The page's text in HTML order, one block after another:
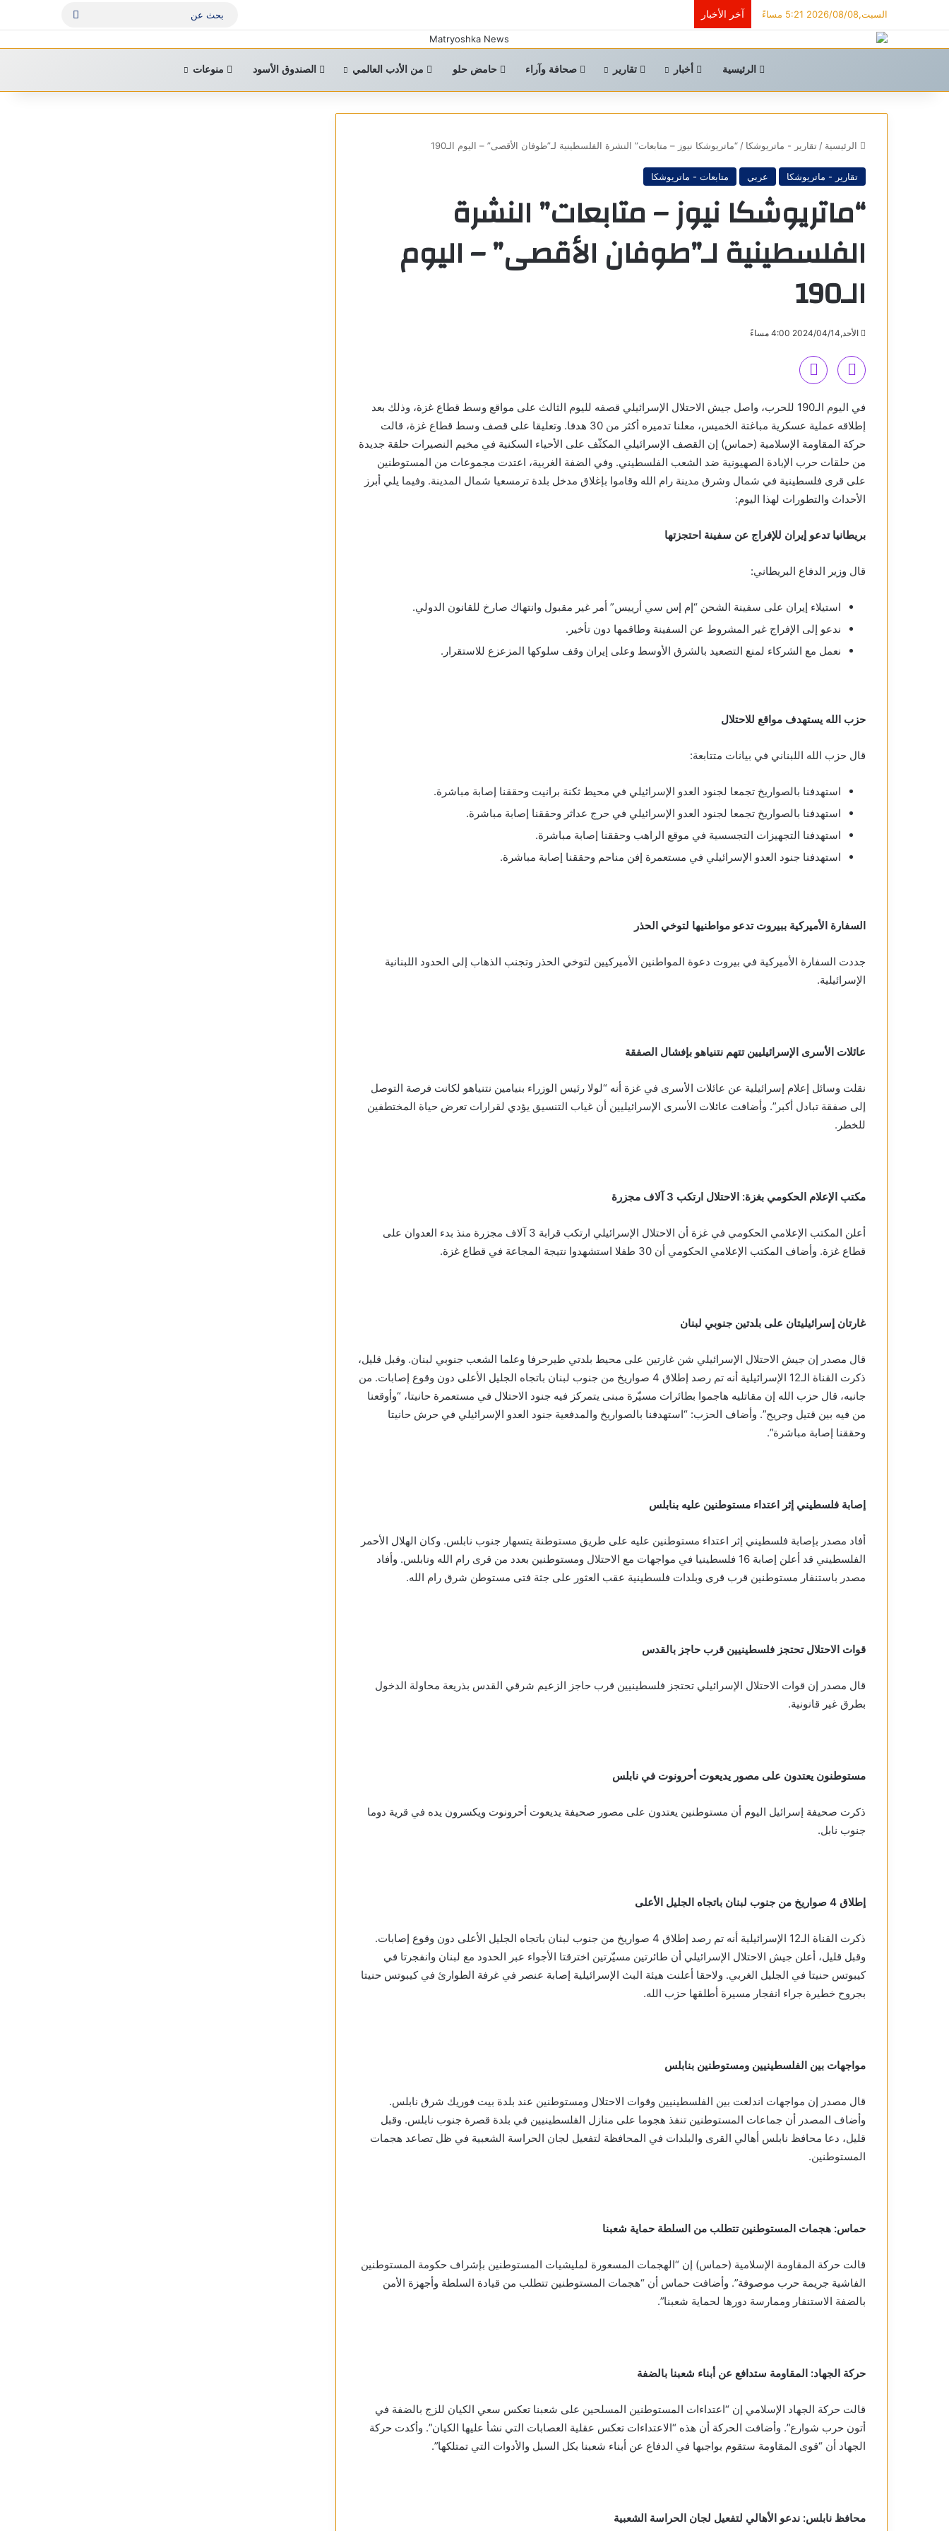
السبت,2026/08/08 5:21 مساءً آخر الأخبار
الرئيسية أخبار تقارير صحافة وآراء حامض حلو من الأدب العالمي الصندوق الأسود منوعات
الرئيسية / تقارير - ماتريوشكا / “ماتريوشكا نيوز – متابعات” النشرة الفلسطينية لـ”طوفان الأقصى” – اليوم الـ190
تقارير - ماتريوشكا عربي متابعات - ماتريوشكا
“ماتريوشكا نيوز – متابعات” النشرة
الفلسطينية لـ”طوفان الأقصى” – اليوم
الـ190
الأحد,2024/04/14 4:00 مساءً
في اليوم الـ190 للحرب، واصل جيش الاحتلال الإسرائيلي قصفه لليوم الثالث على مواقع وسط قطاع غزة، وذلك بعد
إطلاقه عملية عسكرية مباغتة الخميس، معلنا تدميره أكثر من 30 هدفا. وتعليقا على قصف وسط قطاع غزة، قالت
حركة المقاومة الإسلامية (حماس) إن القصف الإسرائيلي المكثّف على الأحياء السكنية في مخيم النصيرات حلقة جديدة
من حلقات حرب الإبادة الصهيونية ضد الشعب الفلسطيني. وفي الضفة الغربية، اعتدت مجموعات من المستوطنين
على قرى فلسطينية في شمال وشرق مدينة رام الله وقاموا بإغلاق مدخل بلدة ترمسعيا شمال المدينة. وفيما يلي أبرز
الأحداث والتطورات لهذا اليوم:
بريطانيا تدعو إيران للإفراج عن سفينة احتجزتها
قال وزير الدفاع البريطاني:
استيلاء إيران على سفينة الشحن “إم إس سي أرييس” أمر غير مقبول وانتهاك صارخ للقانون الدولي.
ندعو إلى الإفراج غير المشروط عن السفينة وطاقمها دون تأخير.
نعمل مع الشركاء لمنع التصعيد بالشرق الأوسط وعلى إيران وقف سلوكها المزعزع للاستقرار.
حزب الله يستهدف مواقع للاحتلال
قال حزب الله اللبناني في بيانات متتابعة:
استهدفنا بالصواريخ تجمعا لجنود العدو الإسرائيلي في محيط ثكنة برانيت وحققنا إصابة مباشرة.
استهدفنا بالصواريخ تجمعا لجنود العدو الإسرائيلي في حرج عداثر وحققنا إصابة مباشرة.
استهدفنا التجهيزات التجسسية في موقع الراهب وحققنا إصابة مباشرة.
استهدفنا جنود العدو الإسرائيلي في مستعمرة إفن مناحم وحققنا إصابة مباشرة.
السفارة الأميركية ببيروت تدعو مواطنيها لتوخي الحذر
جددت السفارة الأميركية في بيروت دعوة المواطنين الأميركيين لتوخي الحذر وتجنب الذهاب إلى الحدود اللبنانية
الإسرائيلية.
عائلات الأسرى الإسرائيليين تتهم نتنياهو بإفشال الصفقة
نقلت وسائل إعلام إسرائيلية عن عائلات الأسرى في غزة أنه “لولا رئيس الوزراء بنيامين نتنياهو لكانت فرصة التوصل
إلى صفقة تبادل أكبر”. وأضافت عائلات الأسرى الإسرائيليين أن غياب التنسيق يؤدي لقرارات تعرض حياة المختطفين
للخطر.
مكتب الإعلام الحكومي بغزة: الاحتلال ارتكب 3 آلاف مجزرة
أعلن المكتب الإعلامي الحكومي في غزة أن الاحتلال الإسرائيلي ارتكب قرابة 3 آلاف مجزرة منذ بدء العدوان على
قطاع غزة. وأضاف المكتب الإعلامي الحكومي أن 30 طفلا استشهدوا نتيجة المجاعة في قطاع غزة.
غارتان إسرائيليتان على بلدتين جنوبي لبنان
قال مصدر إن جيش الاحتلال الإسرائيلي شن غارتين على محيط بلدتي طيرحرفا وعلما الشعب جنوبي لبنان. وقبل قليل،
ذكرت القناة الـ12 الإسرائيلية أنه تم رصد إطلاق 4 صواريخ من جنوب لبنان باتجاه الجليل الأعلى دون وقوع إصابات. من
جانبه، قال حزب الله إن مقاتليه هاجموا بطائرات مسيّرة مبنى يتمركز فيه جنود الاحتلال في مستعمرة حانيتا، “وأوقعنا
من فيه بين قتيل وجريح”. وأضاف الحزب: “استهدفنا بالصواريخ والمدفعية جنود العدو الإسرائيلي في حرش حانيتا
وحققنا إصابة مباشرة”.
إصابة فلسطيني إثر اعتداء مستوطنين عليه بنابلس
أفاد مصدر بإصابة فلسطيني إثر اعتداء مستوطنين عليه على طريق مستوطنة يتسهار جنوب نابلس. وكان الهلال الأحمر
الفلسطيني قد أعلن إصابة 16 فلسطينيا في مواجهات مع الاحتلال ومستوطنين بعدد من قرى رام الله ونابلس. وأفاد
مصدر باستنفار مستوطنين قرب قرى وبلدات فلسطينية عقب العثور على جثة فتى مستوطن شرق رام الله.
قوات الاحتلال تحتجز فلسطينيين قرب حاجز بالقدس
قال مصدر إن قوات الاحتلال الإسرائيلي تحتجز فلسطينيين قرب حاجز الزعيم شرقي القدس بذريعة محاولة الدخول
بطرق غير قانونية.
مستوطنون يعتدون على مصور يديعوت أحرونوت في نابلس
ذكرت صحيفة إسرائيل اليوم أن مستوطنين يعتدون على مصور صحيفة يديعوت أحرونوت ويكسرون يده في قرية دوما
جنوب نابل.
إطلاق 4 صواريخ من جنوب لبنان باتجاه الجليل الأعلى
ذكرت القناة الـ12 الإسرائيلية أنه تم رصد إطلاق 4 صواريخ من جنوب لبنان باتجاه الجليل الأعلى دون وقوع إصابات.
وقبل قليل، أعلن جيش الاحتلال الإسرائيلي أن طائرتين مسيّرتين اخترقتا الأجواء عبر الحدود مع لبنان وانفجرتا في
كيبوتس حنيتا في الجليل الغربي. ولاحقا أعلنت هيئة البث الإسرائيلية إصابة عنصر في غرفة الطوارئ في كيبوتس حنيتا
بجروح خطيرة جراء انفجار مسيرة أطلقها حزب الله.
مواجهات بين الفلسطينيين ومستوطنين بنابلس
قال مصدر إن مواجهات اندلعت بين الفلسطينيين وقوات الاحتلال ومستوطنين عند بلدة بيت فوريك شرق نابلس.
وأضاف المصدر أن جماعات المستوطنين تنفذ هجوما على منازل الفلسطينيين في بلدة قصرة جنوب نابلس. وقبل
قليل، دعا محافظ نابلس أهالي القرى والبلدات في المحافظة لتفعيل لجان الحراسة الشعبية في ظل تصاعد هجمات
المستوطنين.
حماس: هجمات المستوطنين تتطلب من السلطة حماية شعبنا
قالت حركة المقاومة الإسلامية (حماس) إن “الهجمات المسعورة لمليشيات المستوطنين بإشراف حكومة المستوطنين
الفاشية جريمة حرب موصوفة”. وأضافت حماس أن “هجمات المستوطنين تتطلب من قيادة السلطة وأجهزة الأمن
بالضفة الاستنفار وممارسة دورها لحماية شعبنا”.
حركة الجهاد: المقاومة ستدافع عن أبناء شعبنا بالضفة
قالت حركة الجهاد الإسلامي إن “اعتداءات المستوطنين المسلحين على شعبنا تعكس سعي الكيان للزج بالضفة في
أتون حرب شوارع”. وأضافت الحركة أن هذه “الاعتداءات تعكس عقلية العصابات التي نشأ عليها الكيان”. وأكدت حركة
الجهاد أن “قوى المقاومة ستقوم بواجبها في الدفاع عن أبناء شعبنا بكل السبل والأدوات التي تمتلكها”.
محافظ نابلس: ندعو الأهالي لتفعيل لجان الحراسة الشعبية